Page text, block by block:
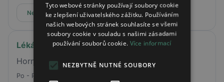
Nepřijímá online rezervace
Lékárna AVE
Horní náměstí 104/1, Opava, 74601
Po - Pá
Tyto webové stránky používají soubory cookie
ke zlepšení uživatelského zážitku. Používáním
našich webových stránek souhlasíte se všemi
soubory cookie v souladu s našimi zásadami
používání souborů cookie. Více informací
NEZBYTNĚ NUTNÉ SOUBORY